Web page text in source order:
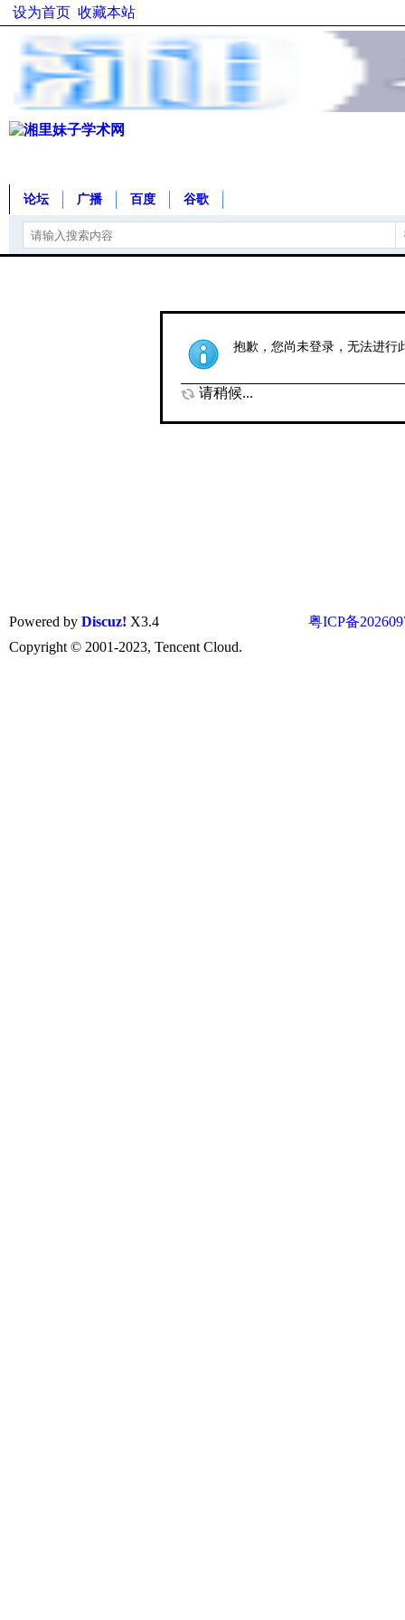
设为首页 收藏本站
论坛 广播 百度 谷歌
抱歉，您尚未登录，无法进行
请稍候...
粤ICP备
Powered by Discuz! X3.4
Copyright © 2001-2023, Tencent Cloud.